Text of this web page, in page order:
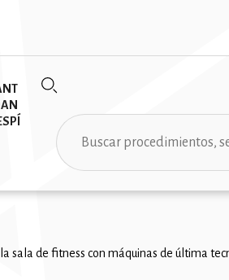
Buscar
sala de fitness con máquinas de última